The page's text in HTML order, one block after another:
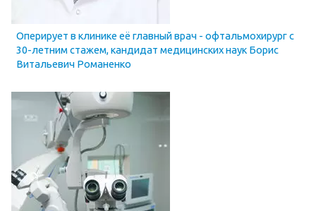
Оперирует в клинике её главный врач - офтальмохирург с
30-летним стажем, кандидат медицинских наук Борис
Витальевич Романенко